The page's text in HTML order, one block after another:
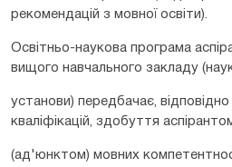
рекомендацій з мовної освіти).
Освітньо-наукова програма
вищого навчального закладу
установи) передбачає,
кваліфікацій, здобуття
(ад'юнктом) мовних